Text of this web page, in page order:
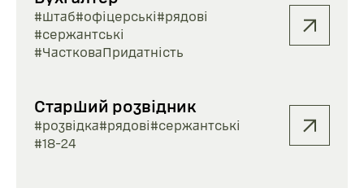
#штаб#офіцерські#рядові
#сержантські
#ЧастковаПридатність
Старший розвідник
#розвідка#рядові#сержантські
#18-24